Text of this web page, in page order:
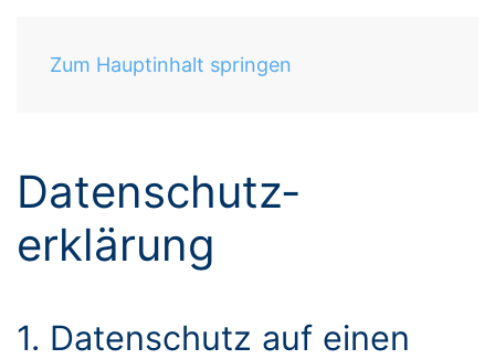
Zum Hauptinhalt springen
Datenschutz­
erklärung
1. Datenschutz auf einen